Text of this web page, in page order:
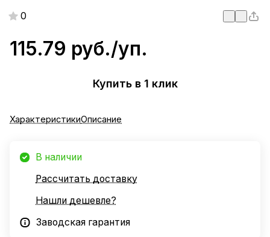
0
115.79 руб./уп.
Купить в 1 клик
ХарактеристикиОписание
В наличии
Рассчитать доставку
Нашли дешевле?
Заводская гарантия